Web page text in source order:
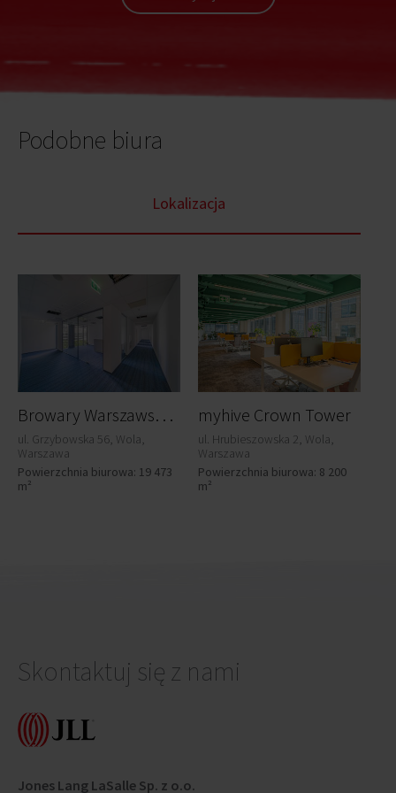
Podobne biura
Lokalizacja
B
rowary Warszawskie - Biura przy Warzelni
ul. Grzybowska 56, Wola,
Warszawa
Powierzchnia biurowa: 19 473
m²
myhive Crown Tower
ul. Hrubieszowska 2, Wola,
Warszawa
Powierzchnia biurowa: 8 200
m²
Skontaktuj się z nami
Jones Lang LaSalle Sp. z o.o.